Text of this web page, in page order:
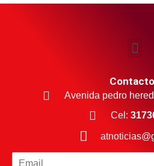
Avenida pedro
Cel: